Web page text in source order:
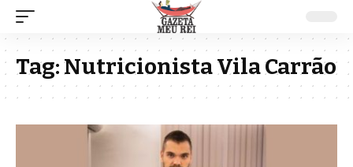
Tag:Nutricionista Vila Carrão